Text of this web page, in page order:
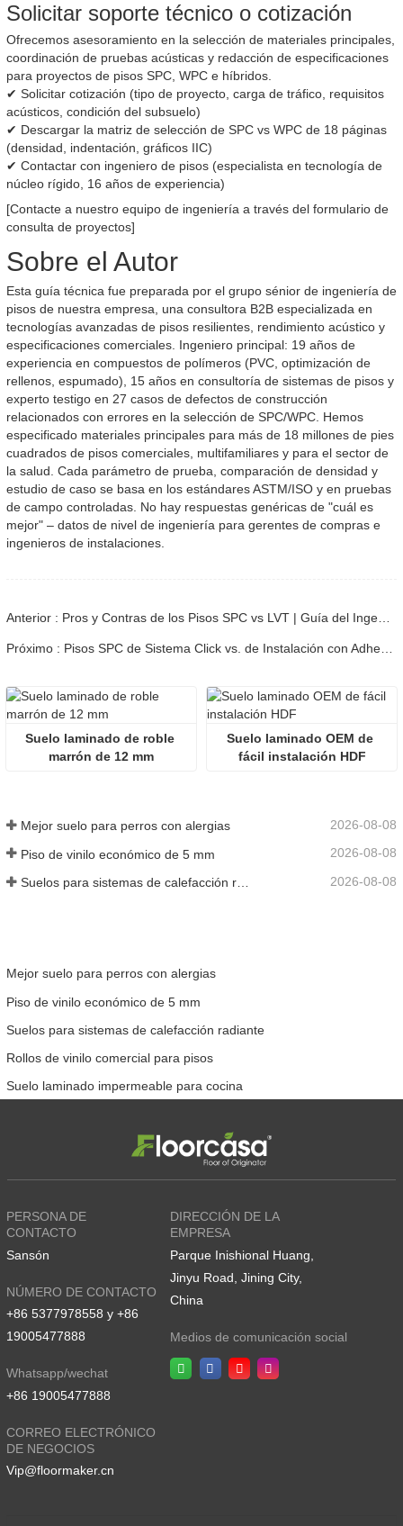
Solicitar soporte técnico o cotización
Ofrecemos asesoramiento en la selección de materiales principales,
coordinación de pruebas acústicas y redacción de especificaciones
para proyectos de pisos SPC, WPC e híbridos.
✔ Solicitar cotización (tipo de proyecto, carga de tráfico, requisitos
acústicos, condición del subsuelo)
✔ Descargar la matriz de selección de SPC vs WPC de 18 páginas
(densidad, indentación, gráficos IIC)
✔ Contactar con ingeniero de pisos (especialista en tecnología de
núcleo rígido, 16 años de experiencia)
[Contacte a nuestro equipo de ingeniería a través del formulario de
consulta de proyectos]
Sobre el Autor
Esta guía técnica fue preparada por el grupo sénior de ingeniería de
pisos de nuestra empresa, una consultora B2B especializada en
tecnologías avanzadas de pisos resilientes, rendimiento acústico y
especificaciones comerciales. Ingeniero principal: 19 años de
experiencia en compuestos de polímeros (PVC, optimización de
rellenos, espumado), 15 años en consultoría de sistemas de pisos y
experto testigo en 27 casos de defectos de construcción
relacionados con errores en la selección de SPC/WPC. Hemos
especificado materiales principales para más de 18 millones de pies
cuadrados de pisos comerciales, multifamiliares y para el sector de
la salud. Cada parámetro de prueba, comparación de densidad y
estudio de caso se basa en los estándares ASTM/ISO y en pruebas
de campo controladas. No hay respuestas genéricas de "cuál es
mejor" – datos de nivel de ingeniería para gerentes de compras e
ingenieros de instalaciones.
Suelo laminado de roble
marrón de 12 mm
Suelo laminado OEM de
fácil instalación HDF
Mejor suelo para perros con alergias 2026-08-08
Piso de vinilo económico de 5 mm 2026-08-08
2026-08-08
Mejor suelo para perros con alergias
Piso de vinilo económico de 5 mm
Suelos para sistemas de calefacción radiante
Rollos de vinilo comercial para pisos
Suelo laminado impermeable para cocina
PERSONA DE
CONTACTO
Sansón
NÚMERO DE CONTACTO
+86 5377978558 y +86
19005477888
Whatsapp/wechat
+86 19005477888
CORREO ELECTRÓNICO
DE NEGOCIOS
Vip@floormaker.cn
DIRECCIÓN DE LA
EMPRESA
Parque Inishional Huang,
Jinyu Road, Jining City,
China
Medios de comunicación social